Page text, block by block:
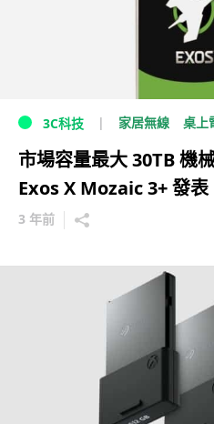
3C科技 家居無線 桌上
市場容量最大 30TB 機
Exos X Mozaic 3+ 發表
3 年前